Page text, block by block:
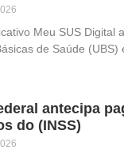
Meu SUS
de Saúde
antecipa
do (INSS)